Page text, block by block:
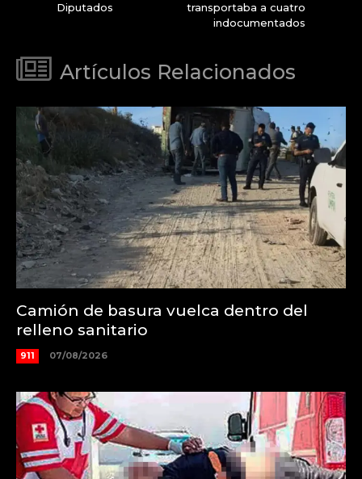
Diputados
transportaba a cuatro
indocumentados
Artículos Relacionados
Camión de basura vuelca dentro del
relleno sanitario
911 07/08/2026